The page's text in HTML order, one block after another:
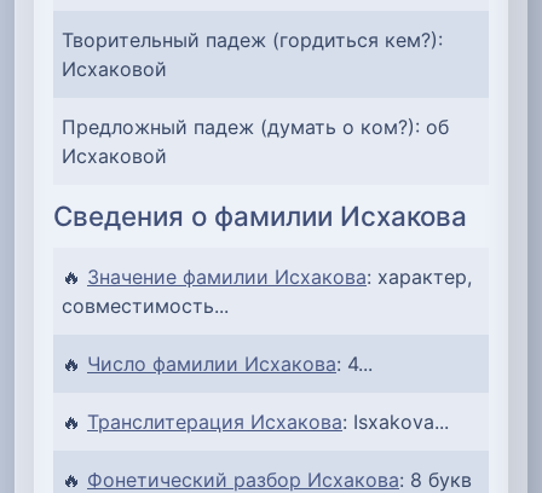
Творительный падеж (гордиться кем?):
Исхаковой
Предложный падеж (думать о ком?): об
Исхаковой
Сведения о фамилии Исхакова
🔥 Значение фамилии Исхакова: характер,
совместимость...
🔥 Число фамилии Исхакова: 4...
🔥 Транслитерация Исхакова: Isxakova...
🔥 Фонетический разбор Исхакова: 8 букв